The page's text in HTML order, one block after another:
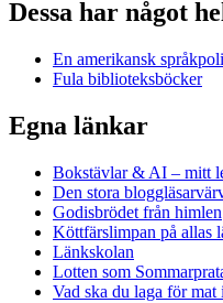
Dessa har något
En amerikansk
Fula biblioteksböcker
Egna länkar
Bokstävlar & AI – mitt
Den stora
Godisbrödet från himlen
Köttfärslimpan på allas
Länkskolan
Lotten som
Vad ska du laga för mat